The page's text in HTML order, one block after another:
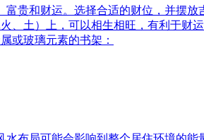
贵和财运。选择合适的财位，并摆放
、土）上，可以相生相旺，有利于财
或玻璃元素的书架：